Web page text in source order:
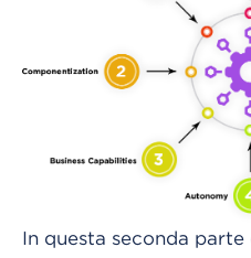
In questa seconda